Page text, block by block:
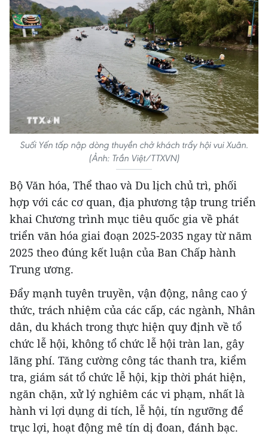
Suối Yến tấp nập dòng thuyền chở khách trẩy hội vui Xuân.
(Ảnh: Trần Việt/TTXVN)
Bộ Văn hóa, Thể thao và Du lịch chủ trì, phối
hợp với các cơ quan, địa phương tập trung triển
khai Chương trình mục tiêu quốc gia về phát
triển văn hóa giai đoạn 2025-2035 ngay từ năm
2025 theo đúng kết luận của Ban Chấp hành
Trung ương.
Đẩy mạnh tuyên truyền, vận động, nâng cao ý
thức, trách nhiệm của các cấp, các ngành, Nhân
dân, du khách trong thực hiện quy định về tổ
chức lễ hội, không tổ chức lễ hội tràn lan, gây
lãng phí. Tăng cường công tác thanh tra, kiểm
tra, giám sát tổ chức lễ hội, kịp thời phát hiện,
ngăn chặn, xử lý nghiêm các vi phạm, nhất là
hành vi lợi dụng di tích, lễ hội, tín ngưỡng để
trục lợi, hoạt động mê tín dị đoan, đánh bạc.